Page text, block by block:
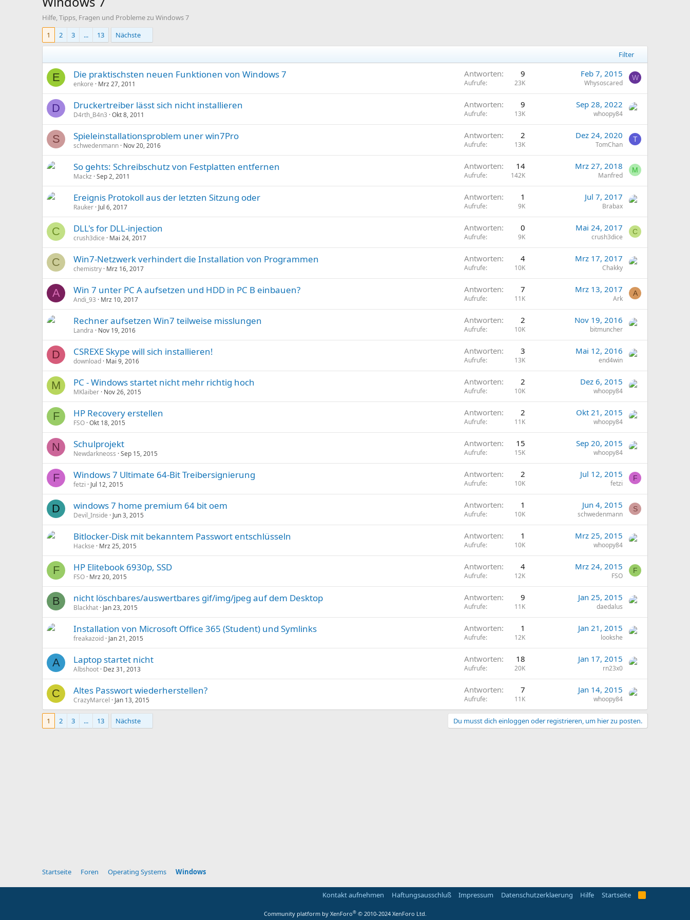
Hilfe, Tipps, Fragen und Probleme zu Windows 7
1
2 3 ... 13 Nächste
Filter
E
i
y
Die praktischsten neuen Funktionen von Windows 7
enkore Mrz 27, 2011
Antworten 9
Aufrufe 23K
Feb 7, 2015
Whysoscared
W
D Druckertreiber lässt sich nicht installieren
D4rth_B4n3 Okt 8, 2011
Antworten 9
Aufrufe 13K
Sep 28, 2022
whoopy84
S Spieleinstallationsproblem uner win7Pro
schwedenmann Nov 20, 2016
Antworten 2
Aufrufe 13K
Dez 24, 2020
TomChan
T
So gehts: Schreibschutz von Festplatten entfernen
Mackz Sep 2, 2011
Antworten 14
Aufrufe 142K
Mrz 27, 2018
Manfred
M
Ereignis Protokoll aus der letzten Sitzung oder
Rauker Jul 6, 2017
Antworten 1
Aufrufe 9K
Jul 7, 2017
Brabax
C DLL's for DLL-injection
crush3dice Mai 24, 2017
Antworten 0
Aufrufe 9K
Mai 24, 2017
crush3dice
C
C Win7-Netzwerk verhindert die Installation von Programmen
chemistry Mrz 16, 2017
Antworten 4
Aufrufe 10K
Mrz 17, 2017
Chakky
A Win 7 unter PC A aufsetzen und HDD in PC B einbauen?
Andi_93 Mrz 10, 2017
Antworten 7
Aufrufe 11K
Mrz 13, 2017
Ark
A
Rechner aufsetzen Win7 teilweise misslungen
Landra Nov 19, 2016
Antworten 2
Aufrufe 10K
Nov 19, 2016
bitmuncher
D CSREXE Skype will sich installieren!
download Mai 9, 2016
Antworten 3
Aufrufe 13K
Mai 12, 2016
end4win
M PC - Windows startet nicht mehr richtig hoch
MKlaiber Nov 26, 2015
Antworten 2
Aufrufe 10K
Dez 6, 2015
whoopy84
F HP Recovery erstellen
FSO Okt 18, 2015
Antworten 2
Aufrufe 11K
Okt 21, 2015
whoopy84
N Schulprojekt
Newdarkneoss Sep 15, 2015
Antworten 15
Aufrufe 15K
Sep 20, 2015
whoopy84
F Windows 7 Ultimate 64-Bit Treibersignierung
fetzi Jul 12, 2015
Antworten 2
Aufrufe 10K
Jul 12, 2015
fetzi
F
D windows 7 home premium 64 bit oem
Devil_Inside Jun 3, 2015
Antworten 1
Aufrufe 10K
Jun 4, 2015
schwedenmann
S
Bitlocker-Disk mit bekanntem Passwort entschlüsseln
Hackse Mrz 25, 2015
Antworten 1
Aufrufe 10K
Mrz 25, 2015
whoopy84
F HP Elitebook 6930p, SSD
FSO Mrz 20, 2015
Antworten 4
Aufrufe 12K
Mrz 24, 2015
FSO
F
B nicht löschbares/auswertbares gif/img/jpeg auf dem Desktop
Blackhat Jan 23, 2015
Antworten 9
Aufrufe 11K
Jan 25, 2015
daedalus
Installation von Microsoft Office 365 (Student) und Symlinks
freakazoid Jan 21, 2015
Antworten 1
Aufrufe 12K
Jan 21, 2015
lookshe
A Laptop startet nicht
Albshoot Dez 31, 2013
Antworten 18
Aufrufe 20K
Jan 17, 2015
rn23x0
C Altes Passwort wiederherstellen?
CrazyMarcel Jan 13, 2015
Antworten 7
Aufrufe 11K
Jan 14, 2015
whoopy84
1 2 3 ... 13 Nächste Du musst dich einloggen oder registrieren, um hier zu posten.
Startseite Foren Operating Systems Windows
Kontakt aufnehmen Haftungsausschluß Impressum Datenschutzerklaerung Hilfe Startseite
R
Community platform by XenForo® © 2010-2024 XenForo Ltd.